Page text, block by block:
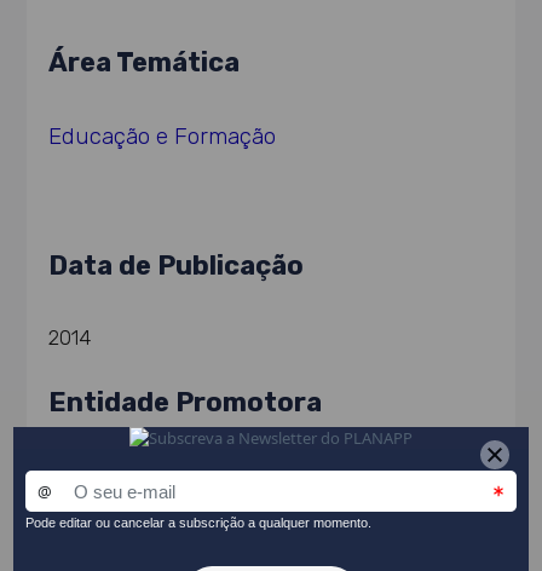
Área Temática
Educação e Formação
Data de Publicação
2014
Entidade Promotora
Agência para o Desenvolvimento e Coesão (AD&C)